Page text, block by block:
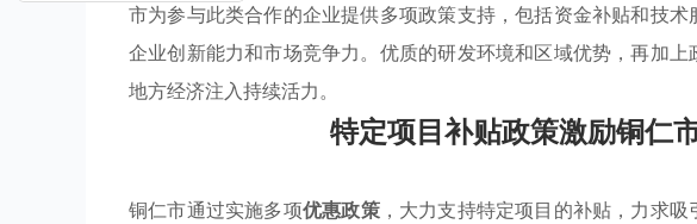
市为参与此类合作的企业提供多项政策支持，包括资金补贴和技术
企业创新能力和市场竞争力。优质的研发环境和区域优势，再加
地方经济注入持续活力。
特定项目补贴政策激励铜仁
铜仁市通过实施多项优惠政策，大力支持特定项目的补贴，力求